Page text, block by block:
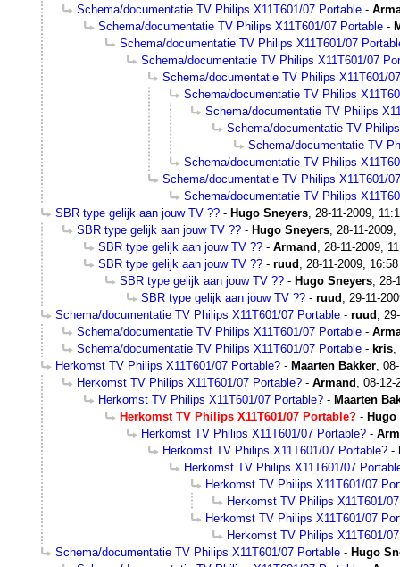
Schema/documentatie TV Philips X11T601/07 Portable -
Schema/documentatie TV Philips X11T601/07 Portable -
Schema/documentatie TV Philips X11T601/07
Schema/documentatie TV Philips X11T601/07
Schema/documentatie TV Philips X11T601/
Schema/documentatie TV Philips
Schema/documentatie TV Philips
Schema/documentatie TV
Schema/documentatie TV
Schema/documentatie TV Philips
Schema/documentatie TV Philips X11T601/
Schema/documentatie TV Philips
SBR type gelijk aan jouw TV ?? - Hugo Sneyers 28-11-2009,
SBR type gelijk aan jouw TV ?? - Hugo Sneyers 28-11-2009,
SBR type gelijk aan jouw TV ?? - Armand
28-11-2009,
SBR type gelijk aan jouw TV ?? - ruud
28-11-2009, 16:58
SBR type gelijk aan jouw TV ?? - Hugo Sneyers 28-
SBR type gelijk aan jouw TV ?? - ruud
29-11-
Schema/documentatie TV Philips X11T601/07 Portable - ruud
Schema/documentatie TV Philips X11T601/07 Portable -
Schema/documentatie TV Philips X11T601/07 Portable - kris
Herkomst TV Philips X11T601/07 Portable? - Maarten Bakker
Herkomst TV Philips X11T601/07 Portable? - Armand
08-12-
Herkomst TV Philips X11T601/07 Portable? - Maarten
Herkomst TV Philips X11T601/07 Portable? - Hugo
Herkomst TV Philips X11T601/07 Portable? -
Herkomst TV Philips X11T601/07 Portable? -
Herkomst TV Philips X11T601/07
Herkomst TV Philips X11T601/07
Herkomst TV Philips X11T601/
Herkomst TV Philips X11T601/07
Herkomst TV Philips X11T601/
Schema/documentatie TV Philips X11T601/07 Portable - Hugo